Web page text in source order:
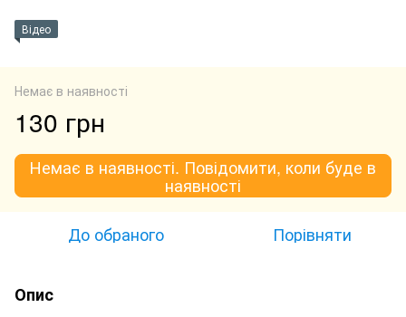
Відео
Немає в наявності
130 грн
Немає в наявності. Повідомити, коли буде в
наявності
До обраного Порівняти
Опис